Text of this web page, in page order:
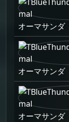
オーマサンダ
オーマサンダ
オーマサンダ